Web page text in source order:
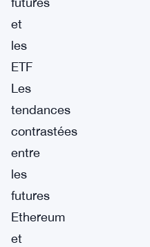
et
les
ETF
Les
tendances
contrastées
entre
les
futures
Ethereum
et